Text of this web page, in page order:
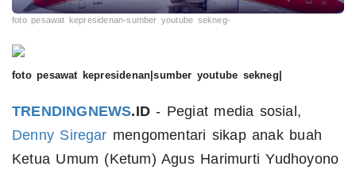
foto pesawat kepresidenan-sumber youtube sekneg-
foto pesawat kepresidenan|sumber youtube sekneg|
TRENDINGNEWS.ID- Pegiat media sosial,
Denny Siregar mengomentari sikap anak buah
Ketua Umum (Ketum) Agus Harimurti Yudhoyono